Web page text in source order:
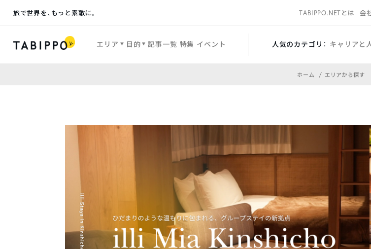
旅で世界を、もっと素敵に。 TABIPPO.NETとは 会
エリア 目的 記事一覧 特集 イベント 人気のカテゴリ： キャリアと
ホーム エリアから探す